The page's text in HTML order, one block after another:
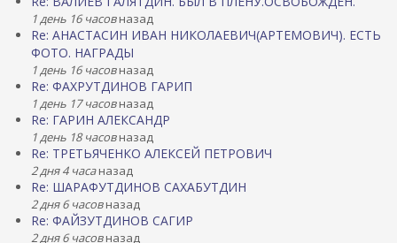
1 день 16 часовназад
Re: АНАСТАСИН ИВАН НИКОЛАЕВИЧ(АРТЕМОВИЧ). ЕСТЬ
ФОТО. НАГРАДЫ
1 день 16 часовназад
Re: ФАХРУТДИНОВ ГАРИП
1 день 17 часовназад
Re: ГАРИН АЛЕКСАНДР
1 день 18 часовназад
Re: ТРЕТЬЯЧЕНКО АЛЕКСЕЙ ПЕТРОВИЧ
2 дня 4 часаназад
Re: ШАРАФУТДИНОВ САХАБУТДИН
2 дня 6 часовназад
Re: ФАЙЗУТДИНОВ САГИР
2 дня 6 часовназад